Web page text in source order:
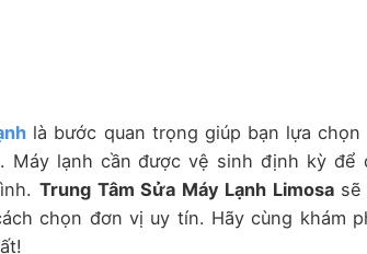
là bước quan trọng giúp bạn lựa
Máy lạnh cần được vệ sinh định kỳ để
Trung Tâm Sửa Máy Lạnh Limosasẽ
chọn đơn vị uy tín. Hãy cùng khám